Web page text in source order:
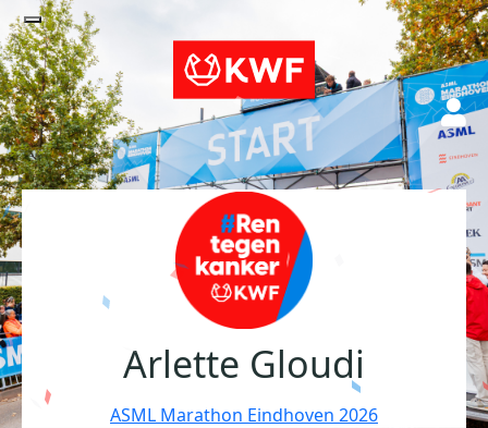
Arlette Gloudi
ASML Marathon Eindhoven 2026